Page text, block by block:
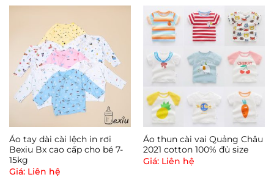
Áo tay dài cài lệch in rơi
Bexiu Bx cao cấp cho bé 7-
15kg
Giá: Liên hệ
Áo thun cài vai Quảng Châu
2021 cotton 100% đủ size
Giá: Liên hệ